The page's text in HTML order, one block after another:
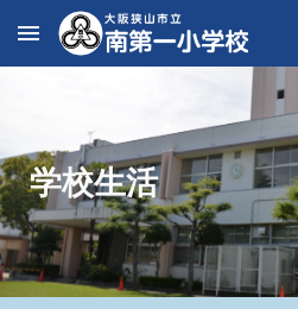
Skip to main content
学校生活